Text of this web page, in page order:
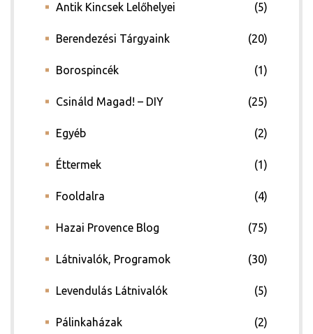
Antik Kincsek Lelőhelyei (5)
Berendezési Tárgyaink (20)
Borospincék (1)
Csináld Magad! – DIY (25)
Egyéb (2)
Éttermek (1)
Fooldalra (4)
Hazai Provence Blog (75)
Látnivalók, Programok (30)
Levendulás Látnivalók (5)
Pálinkaházak (2)